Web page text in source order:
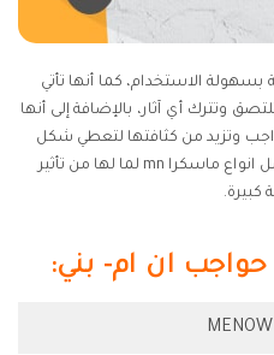
بسهولة الاستخدام، كما أنها تأتي
وتترك أي آثار، بالإضافة إلى أنها
وتزيد من كثافتها لتعطي شكل
جميل وجذاب، مما يجعله من افضل انواع ماسكرا mn لما لها من تأثير
كبيرة.
ان ام- بني:
MENOW